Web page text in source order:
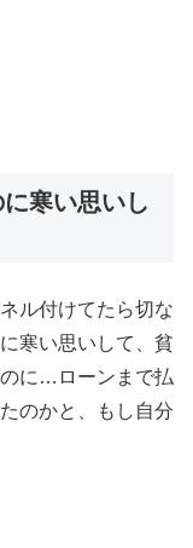
寒い思いし
ル付けてたら切な
寒い思いして、貧
に…ローンまで払
のかと、もし自分